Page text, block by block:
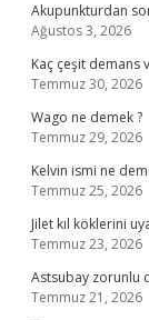
Akupunkturdan
Ağustos 3, 2026
Kaç çeşit demans
Temmuz 30, 2026
Wago ne demek ?
Temmuz 29, 2026
Kelvin ismi ne
Temmuz 25, 2026
Jilet kıl köklerini
Temmuz 23, 2026
Astsubay zorunlu
Temmuz 21, 2026